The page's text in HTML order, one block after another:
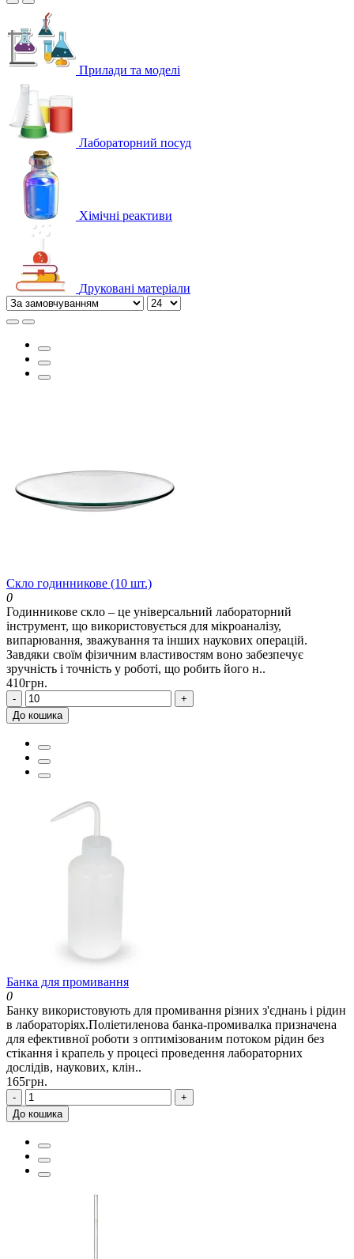
Прилади та моделі
Лабораторний посуд
Хімічні реактиви
Друковані матеріали
Cкло годинникове (10 шт.)
0
Годинникове скло – це універсальний лабораторний
інструмент, що використовується для мікроаналізу,
випарювання, зважування та інших наукових операцій.
Завдяки своїм фізичним властивостям воно забезпечує
зручність і точність у роботі, що робить його н..
410грн.
-
+
До кошика
Банка для промивання
0
Банку використовують для промивання різних з'єднань і рідин
в лабораторіях.Поліетиленова банка-промивалка призначена
для ефективної роботи з оптимізованим потоком рідин без
стікання і крапель у процесі проведення лабораторних
дослідів, наукових, клін..
165грн.
-
+
До кошика